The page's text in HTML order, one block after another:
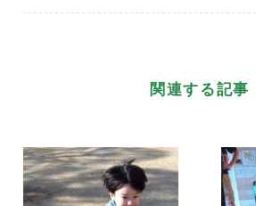
関連する記事